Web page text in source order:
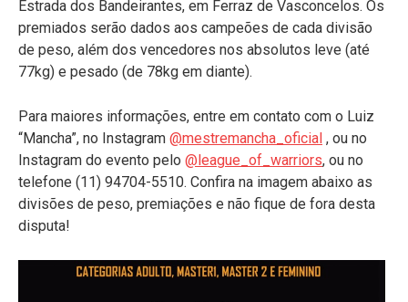
Estrada dos Bandeirantes, em Ferraz de Vasconcelos. Os
premiados serão dados aos campeões de cada divisão
de peso, além dos vencedores nos absolutos leve (até
77kg) e pesado (de 78kg em diante).
Para maiores informações, entre em contato com o Luiz
“Mancha”, no Instagram @mestremancha_oficial , ou no
Instagram do evento pelo @league_of_warriors, ou no
telefone (11) 94704-5510. Confira na imagem abaixo as
divisões de peso, premiações e não fique de fora desta
disputa!